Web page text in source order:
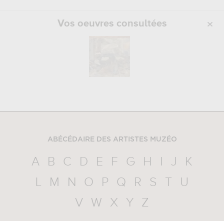
Vos oeuvres consultées
ABÉCÉDAIRE DES ARTISTES MUZÉO
A B C D E F G H J
K
L
M N O P Q R S
U
V
W X Y Z